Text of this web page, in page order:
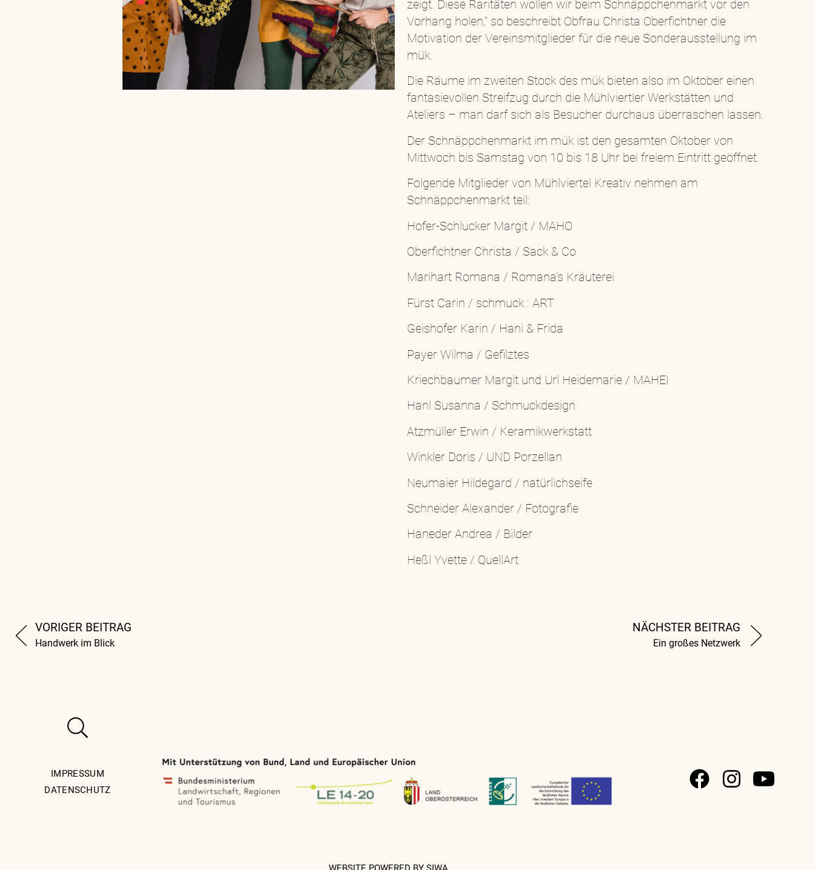
zeigt. Diese Raritäten wollen wir beim Schnäppchenmarkt vor den
Vorhang holen,“ so beschreibt Obfrau Christa Oberfichtner die
Motivation der Vereinsmitglieder für die neue Sonderausstellung im
mük.
Die Räume im zweiten Stock des mük bieten also im Oktober einen
fantasievollen Streifzug durch die Mühlviertler Werkstätten und
Ateliers – man darf sich als Besucher durchaus überraschen lassen.
Der Schnäppchenmarkt im mük ist den gesamten Oktober von
Mittwoch bis Samstag von 10 bis 18 Uhr bei freiem Eintritt geöffnet.
Folgende Mitglieder von Mühlviertel Kreativ nehmen am
Schnäppchenmarkt teil:
Hofer-Schlucker Margit / MAHO
Oberfichtner Christa / Sack & Co
Marihart Romana / Romana’s Kräuterei
Fürst Carin / schmuck : ART
Geishofer Karin / Hani & Frida
Payer Wilma / Gefilztes
Kriechbaumer Margit und Url Heidemarie / MAHEI
Hanl Susanna / Schmuckdesign
Atzmüller Erwin / Keramikwerkstatt
Winkler Doris / UND Porzellan
Neumaier Hildegard / natürlichseife
Schneider Alexander / Fotografie
Haneder Andrea / Bilder
Heßl Yvette / QuellArt
VORIGER BEITRAG
Handwerk im Blick
NÄCHSTER BEITRAG
Ein großes Netzwerk
IMPRESSUM
DATENSCHUTZ